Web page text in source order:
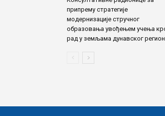
припрему стратегије
модернизације стручног
образовања увођењем учења
рад у земљама дунавског